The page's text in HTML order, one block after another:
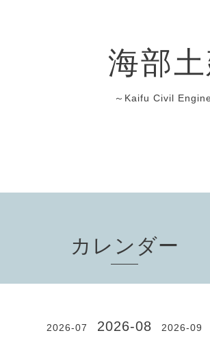
海部
～Kaifu Civil
カレンダー
2026-07 2026-08 2026-09